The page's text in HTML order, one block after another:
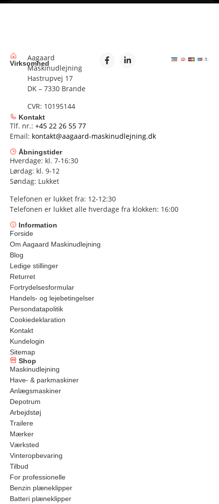
Virksomhed
Aagaard
Maskinudlejning
Hastrupvej 17
DK – 7330 Brande
CVR: 10195144
Kontakt
Tlf. nr.: +45 22 26 55 77
Email: kontakt@aagaard-maskinudlejning.dk
Åbningstider
Hverdage: kl. 7-16:30
Lørdag: kl. 9-12
Søndag: Lukket
Telefonen er lukket fra: 12-12:30
Telefonen er lukket alle hverdage fra klokken: 16:00
Information
Forside
Om Aagaard Maskinudlejning
Blog
Ledige stillinger
Returret
Fortrydelsesformular
Handels- og lejebetingelser
Persondatapolitik
Cookiedeklaration
Kontakt
Kundelogin
Sitemap
Shop
Maskinudlejning
Have- & parkmaskiner
Anlægsmaskiner
Depotrum
Arbejdstøj
Trailere
Mærker
Værksted
Vinteropbevaring
Tilbud
For professionelle
Benzin plæneklipper
Batteri plæneklipper